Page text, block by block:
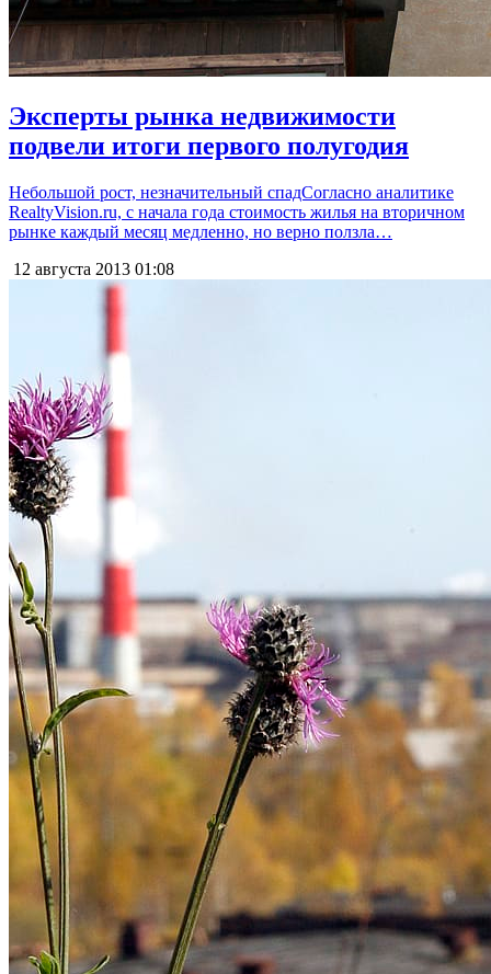
Эксперты рынка недвижимости
подвели итоги первого полугодия
Небольшой рост, незначительный спадСогласно аналитике
RealtyVision.ru, с начала года стоимость жилья на вторичном
рынке каждый месяц медленно, но верно ползла…
12 августа 2013 01:08